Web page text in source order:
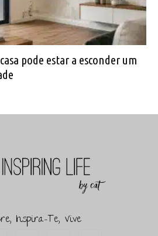
pode estar a esconder um
Inspira-Te, Vive